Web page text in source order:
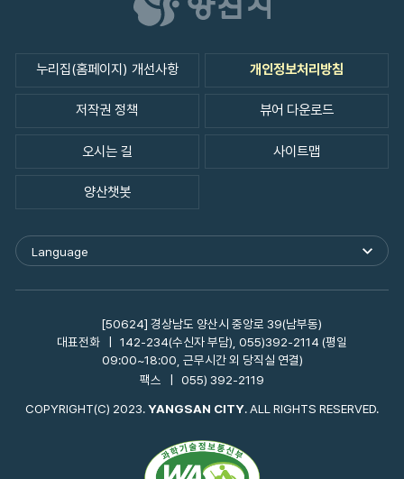
누리집(홈페이지) 개선사항 개인정보처리방침
저작권 정책 뷰어 다운로드
오시는 길 사이트맵
양산챗봇
Language
외
어
열
[50624] 경상남도 양산시 중앙로 39(남부동)
대표전화
142-234(수신자 부담), 055)392-2114 (평일
09:00~18:00, 근무시간 외 당직실 연결)
팩스
055) 392-2119
COPYRIGHT(C) 2023.YANGSAN CITY. ALL RIGHTS RESERVED.